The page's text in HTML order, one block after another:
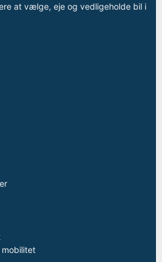
at vælge, eje og vedligeholde bil i
mobilitet